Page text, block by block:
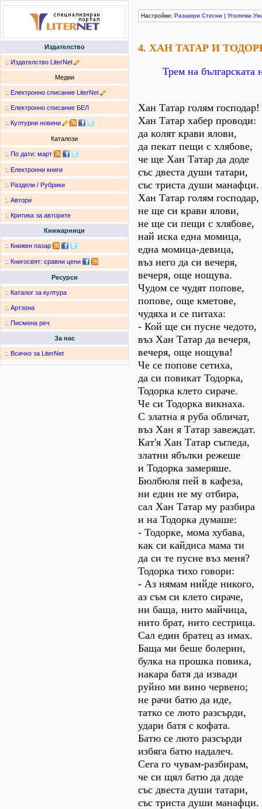
Издателство
:. Издателство LiterNet
Медии
:. Електронно списание LiterNet
:. Електронно списание БЕЛ
:. Културни новини
Каталози
:. По дати: март
:. Електронни книги
:. Раздели / Рубрики
:. Автори
:. Критика за авторите
Книжарници
:. Книжен пазар
:. Книгосвят: сравни цени
Ресурси
:. Каталог за култура
:. Артзона
:. Писмена реч
За нас
:. Всичко за LiterNet
Настройки: Разшири Стесни | Уголеми
4. ХАН ТАТАР И
Трем на българската
Хан Татар голям господар!
Хан Татар хабер проводи:
да колят крави ялови,
да пекат пещи с хлябове,
че ще Хан Татар да доде
със двеста души татари,
със триста души манафци.
Хан Татар голям господар,
не ще си крави ялови,
не ще си пещи с хлябове,
най иска една момица,
една момица-девица,
въз него да си вечеря,
вечеря, още нощува.
Чудом се чудят попове,
попове, още кметове,
чудяха и се питаха:
- Кой ще си пусне чедото,
въз Хан Татар да вечеря,
вечеря, още нощува!
Че се попове сетиха,
да си повикат Тодорка,
Тодорка клето сираче.
Че си Тодорка викнаха.
С златна я руба обличат,
въз Хан я Татар завеждат.
Кат'я Хан Татар съгледа,
златни ябълки режеше
и Тодорка замеряше.
Бюлбюля пей в кафеза,
ни един не му отбира,
сал Хан Татар му разбира
и на Тодорка думаше:
- Тодорке, мома хубава,
как си кайдиса мама ти
да си те пусне въз меня?
Тодорка тихо говори:
- Аз нямам нийде никого,
аз съм си клето сираче,
ни баща, нито майчица,
нито брат, нито сестрица.
Сал един братец аз имах.
Баща ми беше болерин,
булка на прошка повика,
накара батя да извади
руйно ми вино червено;
не рачи батю да иде,
татко се люто разсърди,
удари батя с кофата.
Батю се люто разсърди
избяга батю надалеч.
Сега го чувам-разбирам,
че си щял батю да доде
със двеста души татари,
със триста души манафци.